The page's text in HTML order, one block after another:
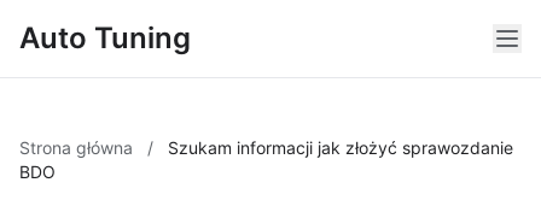
Auto Tuning
Strona główna /
Szukam informacji jak złożyć sprawozdanie
BDO